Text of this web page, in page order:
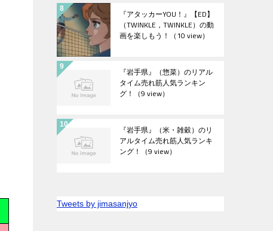
『アタッカーYOU！』【ED】
（TWINKLE，TWINKLE）の動
画を楽しもう！ （10 view）
『岩手県』（惣菜）のリアル
タイム売れ筋人気ランキン
グ！ （9 view）
『岩手県』（米・雑穀）のリ
アルタイム売れ筋人気ランキ
ング！ （9 view）
Tweets by jimasanjyo